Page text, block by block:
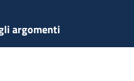
argomenti